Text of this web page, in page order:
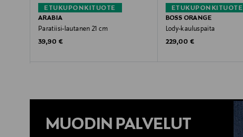
ETUKUPONKITUOTE
ARABIA
Paratiisi-lautanen 21 cm
Original Price
39,90 €
ETUKUPONKITUOTE
BOSS ORANGE
Lody-kauluspaita
Original Price
229,00 €
MUODIN PALVELUT